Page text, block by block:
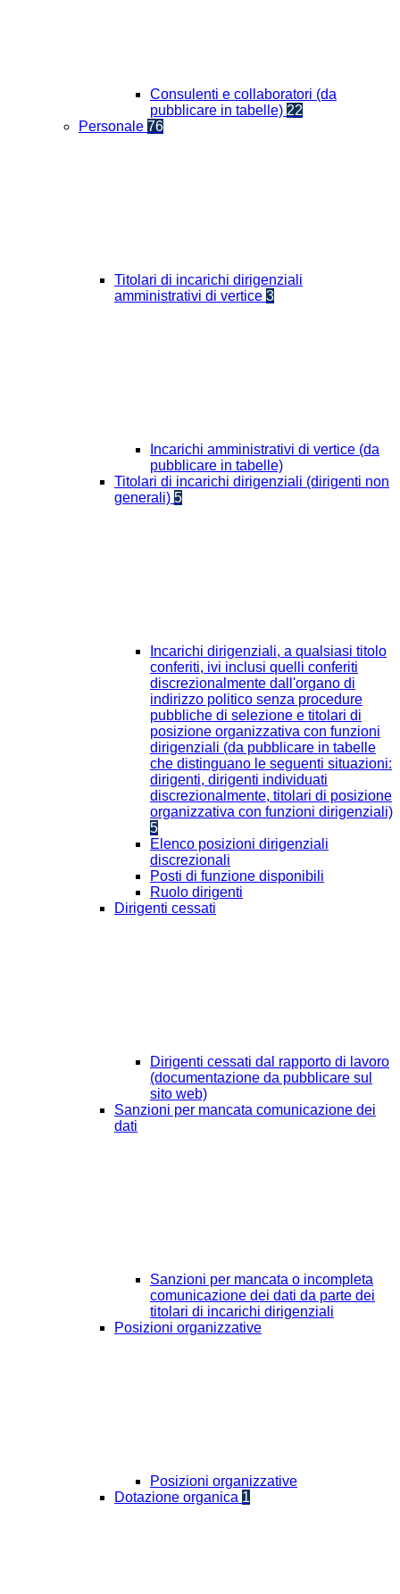
Consulenti e collaboratori (da
pubblicare in tabelle) 22
Personale 76
Titolari di incarichi dirigenziali
amministrativi di vertice 3
Incarichi amministrativi di vertice (da
pubblicare in tabelle)
Titolari di incarichi dirigenziali (dirigenti non
generali) 5
Incarichi dirigenziali, a qualsiasi titolo
conferiti, ivi inclusi quelli conferiti
discrezionalmente dall'organo di
indirizzo politico senza procedure
pubbliche di selezione e titolari di
posizione organizzativa con funzioni
dirigenziali (da pubblicare in tabelle
che distinguano le seguenti situazioni:
dirigenti, dirigenti individuati
discrezionalmente, titolari di posizione
organizzativa con funzioni dirigenziali)
5
Elenco posizioni dirigenziali
discrezionali
Posti di funzione disponibili
Ruolo dirigenti
Dirigenti cessati
Dirigenti cessati dal rapporto di lavoro
(documentazione da pubblicare sul
sito web)
Sanzioni per mancata comunicazione dei
dati
Sanzioni per mancata o incompleta
comunicazione dei dati da parte dei
titolari di incarichi dirigenziali
Posizioni organizzative
Posizioni organizzative
Dotazione organica 1